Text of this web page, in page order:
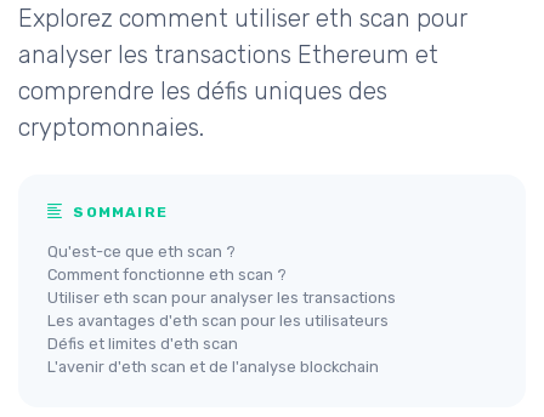
Explorez comment utiliser eth scan pour
analyser les transactions Ethereum et
comprendre les défis uniques des
cryptomonnaies.
SOMMAIRE
Qu'est-ce que eth scan ?
Comment fonctionne eth scan ?
Utiliser eth scan pour analyser les transactions
Les avantages d'eth scan pour les utilisateurs
Défis et limites d'eth scan
L'avenir d'eth scan et de l'analyse blockchain